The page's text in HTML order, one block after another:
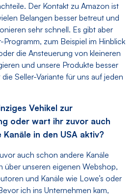
Der Kontakt zu Amazon ist
Belangen besser betreut und
sehr schnell. Es gibt aber
Programm, zum Beispiel im Hinblick
die Ansteuerung von kleineren
und unsere Produkte besser
Seller-Variante für uns auf jeden
Vehikel zur
oder wart ihr zuvor auch
in den USA aktiv?
auch schon andere Kanäle
über unseren eigenen Webshop,
und Kanäle wie Lowe’s oder
ich ins Unternehmen kam,